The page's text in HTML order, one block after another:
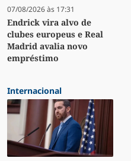
07/08/2026 às 17:31
Endrick vira alvo de
clubes europeus e Real
Madrid avalia novo
empréstimo
Internacional